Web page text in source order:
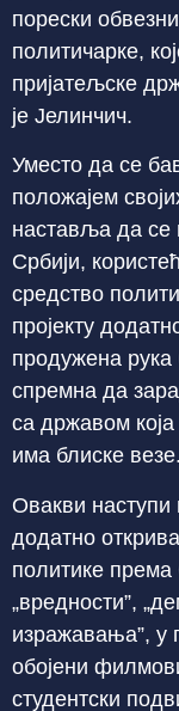
порески
политичарке,
пријатељске
је Јелинчич.
Уместо да се
положајем
наставља да
Србији,
средство
пројекту
продужена рука
спремна да
са државом
има блиске везе.
Овакви наступи
додатно
политике према
„вредности”,
изражавања”, у
обојени
студентски